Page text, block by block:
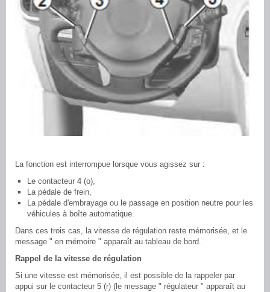
La fonction est interrompue lorsque vous agissez sur :
Le contacteur 4 (o),
La pédale de frein,
La pédale d'embrayage ou le passage en position neutre pour les
véhicules à boîte automatique.
Dans ces trois cas, la vitesse de régulation reste mémorisée, et le
message " en mémoire " apparaît au tableau de bord.
Rappel de la vitesse de régulation
Si une vitesse est mémorisée, il est possible de la rappeler par
appui sur le contacteur 5 (r) (le message " régulateur " apparaît au